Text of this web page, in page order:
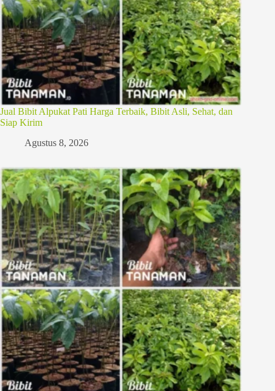
Jual Bibit Alpukat Pati Harga Terbaik, Bibit Asli, Sehat, dan
Siap Kirim
Agustus 8, 2026